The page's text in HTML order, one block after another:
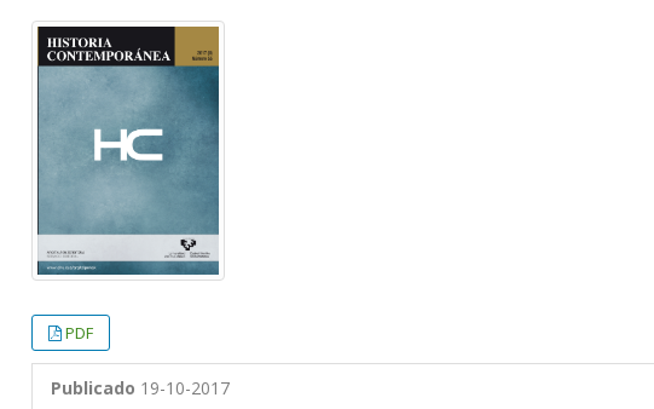
##plugins.themes.bootstrap3.article.main##
##plugins.themes.bootstrap3.article.sidebar##
PDF
Publicado 19-10-2017